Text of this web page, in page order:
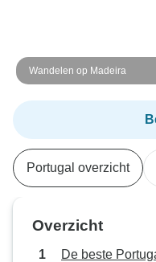
Wandelen op Madeira
Portugal overzicht
Overzicht
De beste